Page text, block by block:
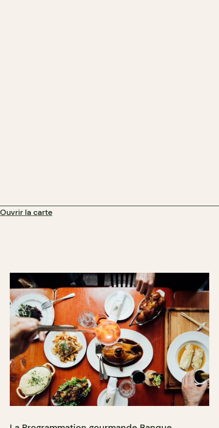
Ouvrir la carte